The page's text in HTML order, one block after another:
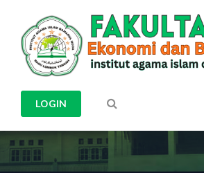
LOGIN
KATEGORI
ARTIKEL